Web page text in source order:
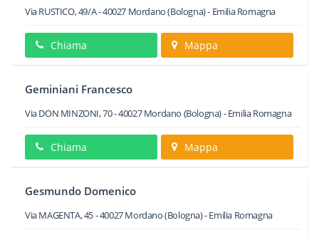
Via RUSTICO, 49/A-40027 Mordano(Bologna) - Emilia Romagna
Chiama Mappa
Geminiani Francesco
Via DON MINZONI, 70-40027 Mordano (Bologna) -Emilia Romagna
Chiama Mappa
Gesmundo Domenico
Via MAGENTA, 45-40027Mordano(Bologna) -Emilia Romagna